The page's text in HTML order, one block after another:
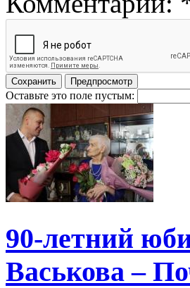
Оставьте это поле пустым:
90-летний
Васькова –